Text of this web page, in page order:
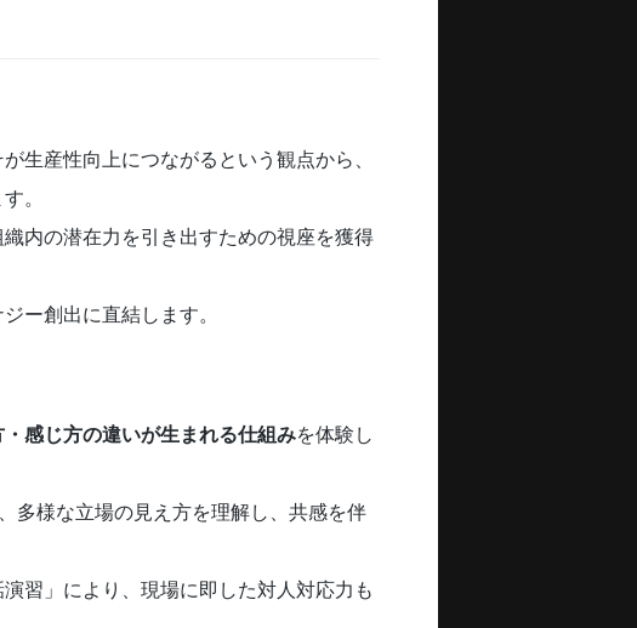
が生産性向上につながるという観点から、
。
内の潜在力を引き出すための視座を獲得
ー創出に直結します。
・感じ方の違いが生まれる仕組みを体験し
多様な立場の見え方を理解し、共感を伴
習」により、現場に即した対人対応力も